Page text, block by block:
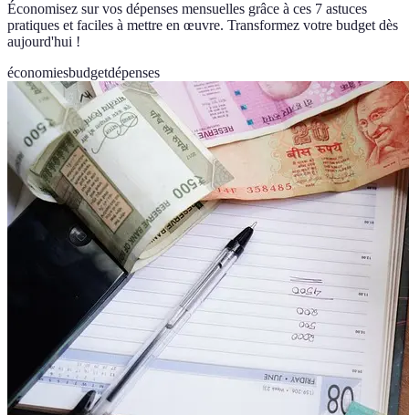
Économisez sur vos dépenses mensuelles grâce à ces 7 astuces
pratiques et faciles à mettre en œuvre. Transformez votre budget dès
aujourd'hui !
économiesbudgetdépenses